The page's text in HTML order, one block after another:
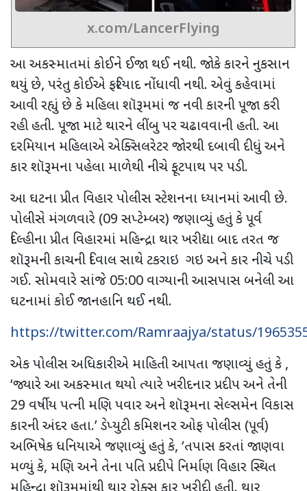
x.com/LancerFlying
આ અકસ્માતમાં કોઈને ઈજા થઈ નથી. જોકે કારને નુકસાન
થયું છે, પરંતુ કોઈએ ફરિયાદ નોંધાવી નથી. એવું કહેવામાં
આવી રહ્યું છે કે મહિલા શૉરૂમમાં જ નવી કારની પૂજા કરી
રહી હતી. પૂજા માટે થારને લીંબુ પર ચઢાવવાની હતી. આ
દરમિયાન મહિલાએ એક્સિલરેટર જોરથી દબાવી દીધું અને
કાર શૉરૂમના પહેલા માળેથી નીચે ફૂટપાથ પર પડી.
આ ઘટના પ્રીત વિહાર પોલીસ સ્ટેશનના ધ્યાનમાં આવી છે.
પોલીસે મંગળવારે (09 સપ્ટેમ્બર) જણાવ્યું હતું કે પૂર્વ
દિલ્હીના પ્રીત વિહારમાં મહિન્દ્રા થાર ખરીદ્યા બાદ તરત જ
શૉરૂમની કાચની દિવાલ સાથે ટકરાઇ ગઇ અને કાર નીચે પડી
ગઈ. સોમવારે સાંજે 05:00 વાગ્યાની આસપાસ બનેલી આ
ઘટનામાં કોઈ જાનહાનિ થઈ નથી.
https://twitter.com/Ramraajya/status/
એક પોલીસ અધિકારીએ માહિતી આપતા જણાવ્યું હતું કે ,
‘જ્યારે આ અકસ્માત થયો ત્યારે ખરીદનાર પ્રદીપ અને તેની
29 વર્ષીય પત્ની મણિ પવાર અને શૉરૂમના સેલ્સમેન વિકાસ
કારની અંદર હતા.’ડેપ્યુટી કમિશનર ઓફ પોલીસ (પૂર્વ)
અભિષેક ધનિયાએ જણાવ્યું હતું કે, ‘તપાસ કરતાં જાણવા
મળ્યું કે, મણિ અને તેના પતિ પ્રદીપે નિર્માણ વિહાર સ્થિત